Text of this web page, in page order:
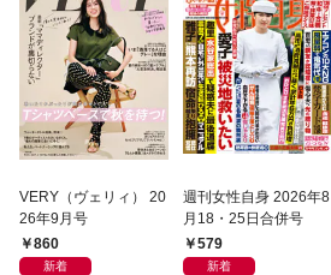
VERY（ヴェリィ） 20
26年9月号
860
新着
週刊女性自身 2026年8
月18・25日合併号
579
新着